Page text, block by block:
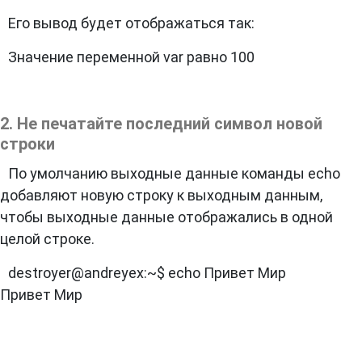
Его вывод будет отображаться так:
Значение переменной var равно 100
2. Не печатайте последний символ новой
строки
По умолчанию выходные данные команды echo
добавляют новую строку к выходным данным,
чтобы выходные данные отображались в одной
целой строке.
destroyer@andreyex:~$ echo Привет Мир
Привет Мир